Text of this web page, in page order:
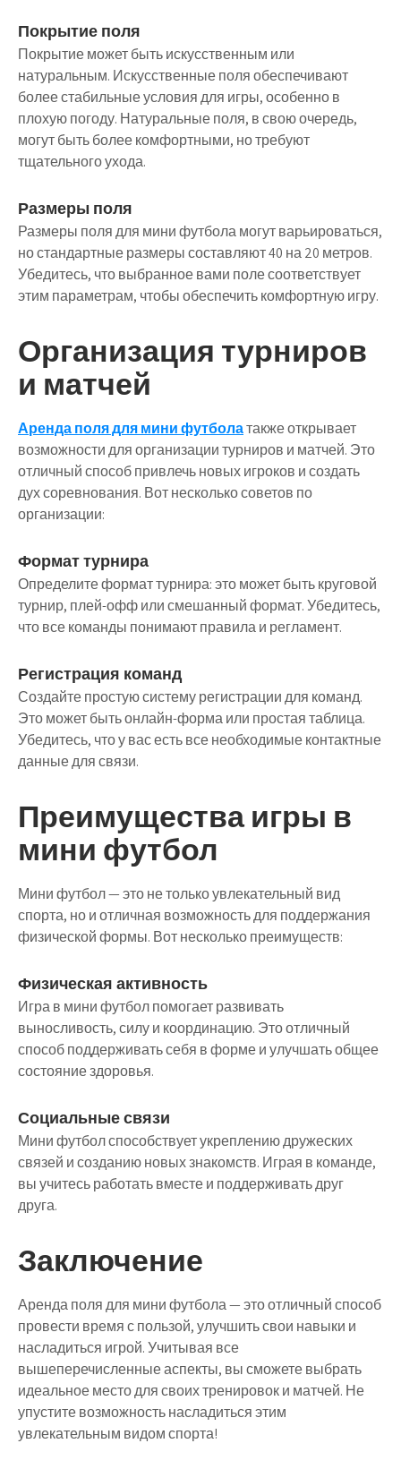
Покрытие поля
Покрытие может быть искусственным или
натуральным. Искусственные поля обеспечивают
более стабильные условия для игры, особенно в
плохую погоду. Натуральные поля, в свою очередь,
могут быть более комфортными, но требуют
тщательного ухода.
Размеры поля
Размеры поля для мини футбола могут варьироваться,
но стандартные размеры составляют 40 на 20 метров.
Убедитесь, что выбранное вами поле соответствует
этим параметрам, чтобы обеспечить комфортную игру.
Организация турниров
и матчей
Аренда поля для мини футболатакже открывает
возможности для организации турниров и матчей. Это
отличный способ привлечь новых игроков и создать
дух соревнования. Вот несколько советов по
организации:
Формат турнира
Определите формат турнира: это может быть круговой
турнир, плей-офф или смешанный формат. Убедитесь,
что все команды понимают правила и регламент.
Регистрация команд
Создайте простую систему регистрации для команд.
Это может быть онлайн-форма или простая таблица.
Убедитесь, что у вас есть все необходимые контактные
данные для связи.
Преимущества игры в
мини футбол
Мини футбол — это не только увлекательный вид
спорта, но и отличная возможность для поддержания
физической формы. Вот несколько преимуществ:
Физическая активность
Игра в мини футбол помогает развивать
выносливость, силу и координацию. Это отличный
способ поддерживать себя в форме и улучшать общее
состояние здоровья.
Социальные связи
Мини футбол способствует укреплению дружеских
связей и созданию новых знакомств. Играя в команде,
вы учитесь работать вместе и поддерживать друг
друга.
Заключение
Аренда поля для мини футбола — это отличный способ
провести время с пользой, улучшить свои навыки и
насладиться игрой. Учитывая все
вышеперечисленные аспекты, вы сможете выбрать
идеальное место для своих тренировок и матчей. Не
упустите возможность насладиться этим
увлекательным видом спорта!